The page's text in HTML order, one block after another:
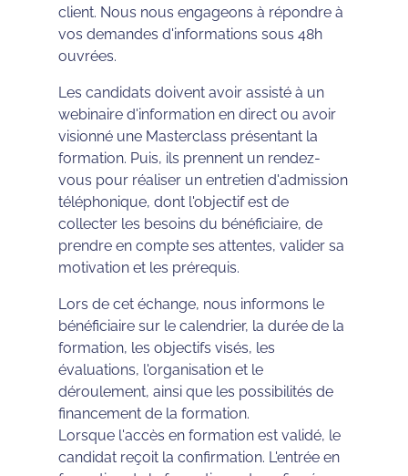
client. Nous nous engageons à répondre à
vos demandes d'informations sous 48h
ouvrées.
Les candidats doivent avoir assisté à un
webinaire d'information en direct ou avoir
visionné une Masterclass présentant la
formation. Puis, ils prennent un rendez-
vous pour réaliser un entretien d'admission
téléphonique, dont l'objectif est de
collecter les besoins du bénéficiaire, de
prendre en compte ses attentes, valider sa
motivation et les prérequis.
Lors de cet échange, nous informons le
bénéficiaire sur le calendrier, la durée de la
formation, les objectifs visés, les
évaluations, l'organisation et le
déroulement, ainsi que les possibilités de
financement de la formation.
Lorsque l'accès en formation est validé, le
candidat reçoit la confirmation. L'entrée en